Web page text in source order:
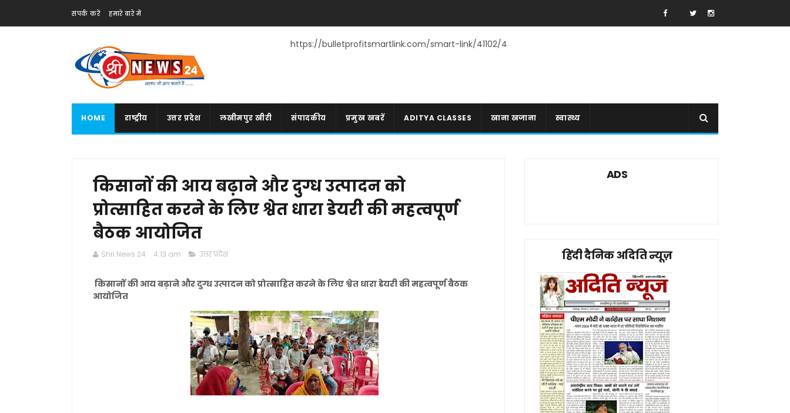
संपर्क करें हमारे बारे में
https://bulletprofitsmartlink.com/smart-link/41102/4
HOME राष्ट्रीय उत्तर प्रदेश लखीमपुर खीरी संपादकीय प्रमुख खबरें ADITYA CLASSES खाना खजाना स्वास्थ्य
किसानों की आय बढ़ाने और दुग्ध उत्पादन को
प्रोत्साहित करने के लिए श्वेत धारा डेयरी की महत्वपूर्ण
बैठक आयोजित
Shri News 24 4:13 am उत्तर प्रदेश
किसानों की आय बढ़ाने और दुग्ध उत्पादन को प्रोत्साहित करने के लिए श्वेत धारा डेयरी की महत्वपूर्ण बैठक
आयोजित
ADS
हिंदी दैनिक अदिति न्यूज़